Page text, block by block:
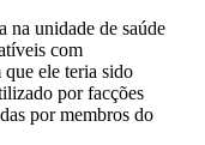
na unidade de saúde
com
ele teria sido
por facções
por membros do